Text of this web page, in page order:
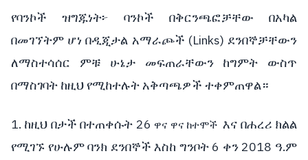
የባንኮች ዝግጁነት፦ ባንኮች በቅርንጫፎቻቸው
በአካል
በመገኘትም ሆነ በዲጂታል አማራጮች (Links)ደንበኞቻቸውን
ለማስተሳሰር
ምቹ ሁኔታ መፍጠራቸውን ከግምት
ውስጥ
በማስገባት ከዚህ የሚከተሉት አቅጣጫዎች ተቀምጠዋል።
1. ከዚህ በታች በተጠቀሱት 26ዋና ዋና ከተሞች እና በሐረሪ ክልል
የሚገኙ የሁሉም ባንክ ደንበኞች እስከ ግንቦት6 ቀን2018 ዓ.ም